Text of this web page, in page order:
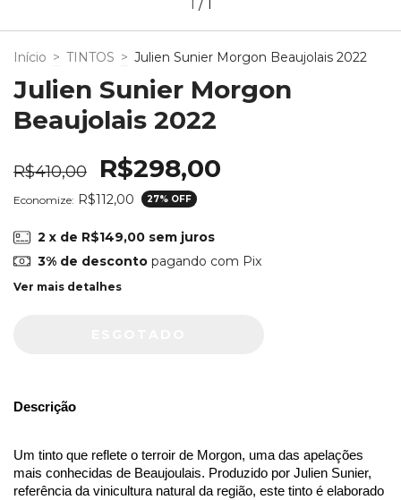
1 /1
Início > TINTOS > Julien Sunier Morgon Beaujolais 2022
Julien Sunier Morgon
Beaujolais 2022
R$410,00 R$298,00
Economize: R$112,00 27% OFF
2 x de R$149,00 sem juros
3% de descontopagando com Pix
Ver mais detalhes
Descrição
Um tinto que reflete o terroir de Morgon, uma das apelações
mais conhecidas de Beaujoulais. Produzido por Julien Sunier,
referência da vinicultura natural da região, este tinto é elaborado